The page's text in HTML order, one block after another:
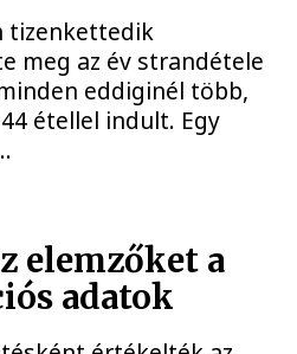
tizenkettedik
meg az év strandétele
eddiginél több,
étellel indult. Egy
elemzőket a
adatok